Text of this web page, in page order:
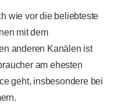
wie vor die beliebteste
mit dem
anderen Kanälen ist
am ehesten
geht, insbesondere bei